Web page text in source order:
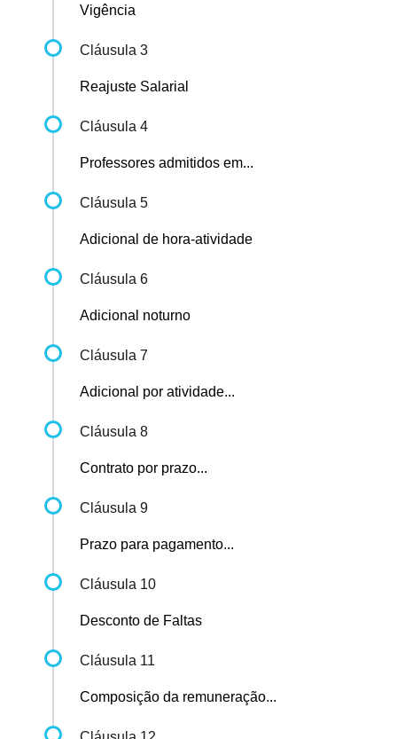
Vigência
Cláusula 3
Reajuste Salarial
Cláusula 4
Professores admitidos em...
Cláusula 5
Adicional de hora-atividade
Cláusula 6
Adicional noturno
Cláusula 7
Adicional por atividade...
Cláusula 8
Contrato por prazo...
Cláusula 9
Prazo para pagamento...
Cláusula 10
Desconto de Faltas
Cláusula 11
Composição da remuneração...